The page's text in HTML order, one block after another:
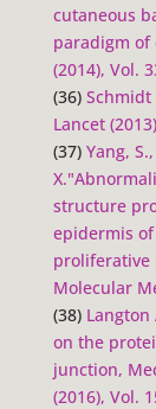
cutaneous
paradigm of
(2014), Vol.
(36) Schmidt
Lancet
(37) Yang,
structure
epidermis
proliferative
Molecular
(38)
on the
junction,
(2016), Vol.